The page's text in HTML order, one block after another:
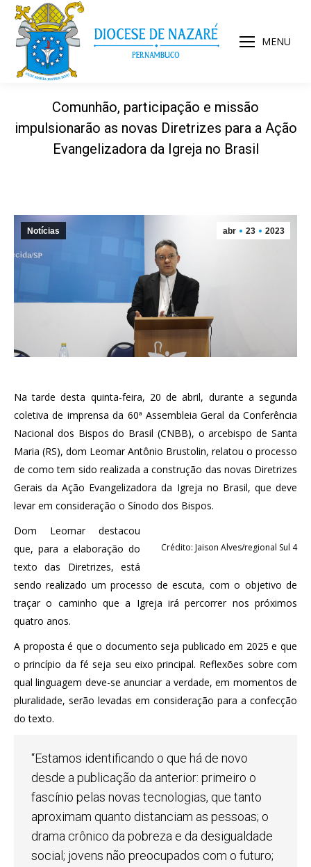
MENU
Comunhão, participação e missão
impulsionarão as novas Diretrizes para a Ação
Evangelizadora da Igreja no Brasil
abr 23 2023
Notícias
Na tarde desta quinta-feira, 20 de abril, durante a segunda
coletiva de imprensa da 60ª Assembleia Geral da Conferência
Nacional dos Bispos do Brasil (CNBB), o arcebispo de Santa
Maria (RS), dom Leomar Antônio Brustolin, relatou o processo
de como tem sido realizada a construção das novas Diretrizes
Gerais da Ação Evangelizadora da Igreja no Brasil, que deve
levar em consideração o Sínodo dos Bispos.
Crédito: Jaison Alves/regional Sul 4
Dom Leomar destacou
que, para a elaboração do
texto das Diretrizes, está
sendo realizado um processo de escuta, com o objetivo de
traçar o caminho que a Igreja irá percorrer nos próximos
quatro anos.
A proposta é que o documento seja publicado em 2025 e que
o princípio da fé seja seu eixo principal. Reflexões sobre com
qual linguagem deve-se anunciar a verdade, em momentos de
pluralidade, serão levadas em consideração para a confecção
do texto.
“Estamos identificando o que há de novo
desde a publicação da anterior: primeiro o
fascínio pelas novas tecnologias, que tanto
aproximam quanto distanciam as pessoas; o
drama crônico da pobreza e da desigualdade
social; jovens não preocupados com o futuro;